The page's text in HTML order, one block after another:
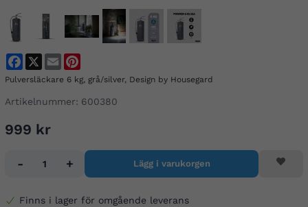
FacebookEmail
Pulversläckare 6 kg, grå/silver, Design by Housegard
Artikelnummer: 600380
999 kr
- + Lägg i varukorgen
Finns i lager för omgående leverans